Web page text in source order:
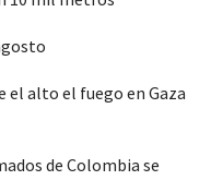
el alto el fuego en Gaza
de Colombia se